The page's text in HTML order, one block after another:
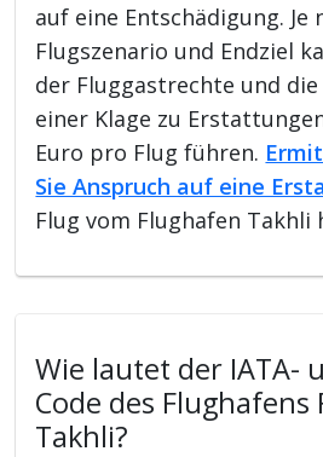
auf eine Entschädigung. Je
Flugszenario und Endziel
der Fluggastrechte und
einer Klage zu
Euro pro Flug führen.
Sie Anspruch auf eine
Flug vom Flughafen Takhli
Wie lautet der IATA-
Code des Flughafens
Takhli?